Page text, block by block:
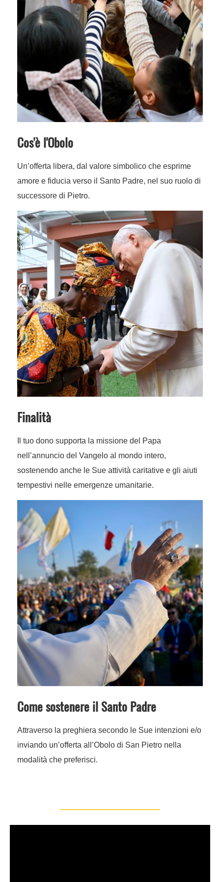
Cos'è l'Obolo
Un’offerta libera, dal valore simbolico che esprime
amore e fiducia verso il Santo Padre, nel suo ruolo di
successore di Pietro.
Finalità
Il tuo dono supporta la missione del Papa
nell’annuncio del Vangelo al mondo intero,
sostenendo anche le Sue attività caritative e gli aiuti
tempestivi nelle emergenze umanitarie.
Come sostenere il Santo Padre
Attraverso la preghiera secondo le Sue intenzioni e/o
inviando un’offerta all’Obolo di San Pietro nella
modalità che preferisci.